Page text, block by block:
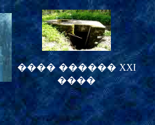
���� ������ XXI
����